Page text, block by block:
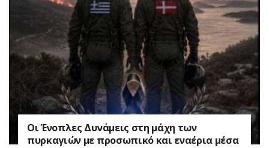
Οι Ένοπλες Δυνάμεις στη μάχη των
πυρκαγιών με προσωπικό και εναέρια μέσα